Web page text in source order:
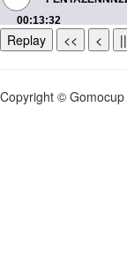
Replay << < ||
Copyright © Gomocup